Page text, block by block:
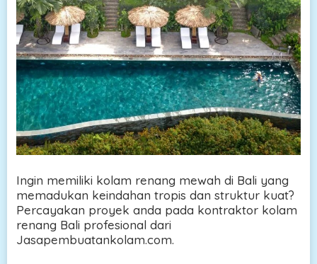
Ingin memiliki kolam renang mewah di Bali yang
memadukan keindahan tropis dan struktur kuat?
Percayakan proyek anda pada kontraktor kolam
renang Bali profesional dari
Jasapembuatankolam.com.